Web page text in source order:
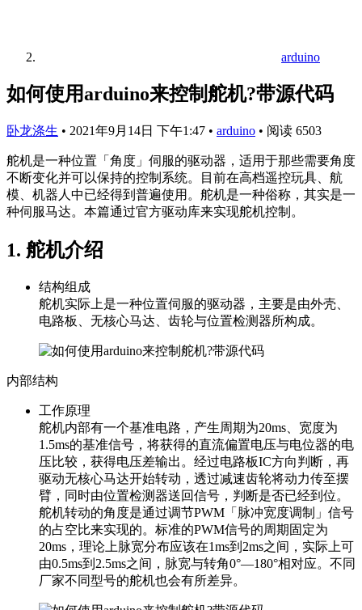
arduino
如何使用arduino来控制舵机?带源代码
卧龙涤生 • 2021年9月14日 下午1:47 • arduino • 阅读 6503
舵机是一种位置「角度」伺服的驱动器，适用于那些需要角度
不断变化并可以保持的控制系统。目前在高档遥控玩具、航
模、机器人中已经得到普遍使用。舵机是一种俗称，其实是一
种伺服马达。本篇通过官方驱动库来实现舵机控制。
1. 舵机介绍
结构组成
舵机实际上是一种位置伺服的驱动器，主要是由外壳、
电路板、无核心马达、齿轮与位置检测器所构成。
内部结构
工作原理
舵机内部有一个基准电路，产生周期为20ms、宽度为
1.5ms的基准信号，将获得的直流偏置电压与电位器的电
压比较，获得电压差输出。经过电路板IC方向判断，再
驱动无核心马达开始转动，透过减速齿轮将动力传至摆
臂，同时由位置检测器送回信号，判断是否已经到位。
舵机转动的角度是通过调节PWM「脉冲宽度调制」信号
的占空比来实现的。标准的PWM信号的周期固定为
20ms，理论上脉宽分布应该在1ms到2ms之间，实际上可
由0.5ms到2.5ms之间，脉宽与转角0°—180°相对应。不同
厂家不同型号的舵机也会有所差异。